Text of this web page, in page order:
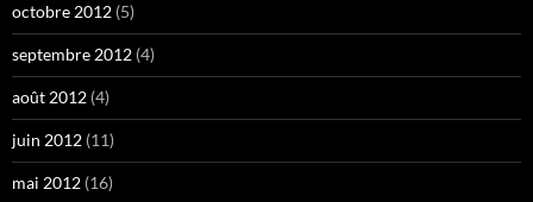
octobre 2012 (5)
septembre 2012 (4)
août 2012 (4)
juin 2012 (11)
mai 2012 (16)